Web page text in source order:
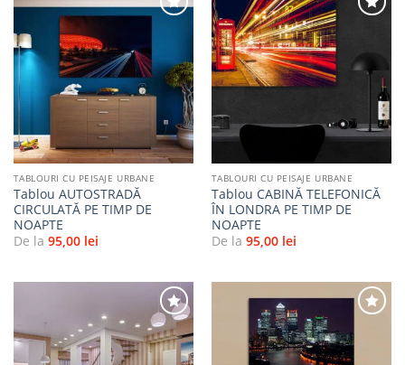
Adaugă
la
favorite
TABLOURI CU PEISAJE URBANE
Tablou AUTOSTRADĂ
CIRCULATĂ PE TIMP DE
NOAPTE
De la 95,00 lei
Adaugă
la
favorite
TABLOURI CU PEISAJE URBANE
Tablou CABINĂ TELEFONICĂ
ÎN LONDRA PE TIMP DE
NOAPTE
De la 95,00 lei
Adaugă
Adaugă